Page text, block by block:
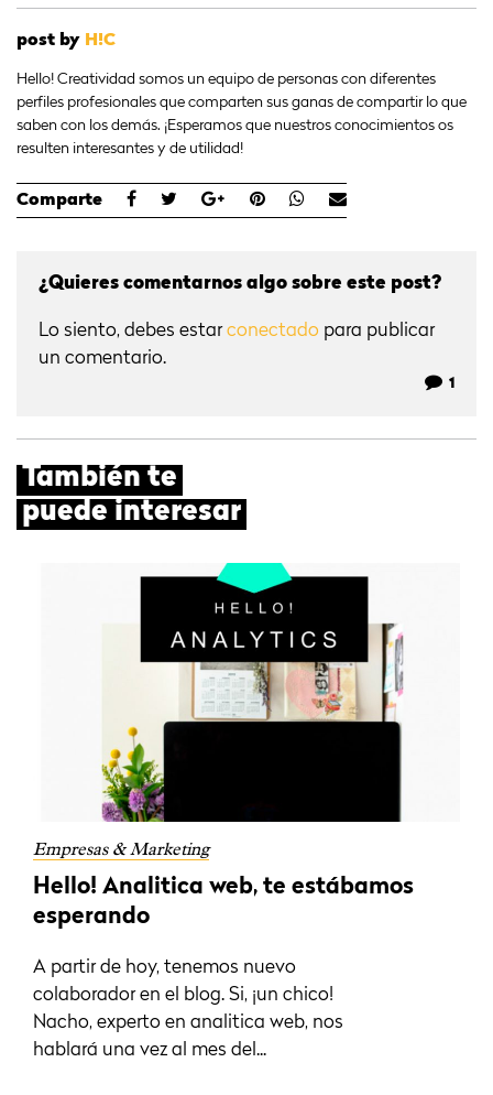
post by H!C
Hello! Creatividad somos un equipo de personas con diferentes
perfiles profesionales que comparten sus ganas de compartir lo que
saben con los demás. ¡Esperamos que nuestros conocimientos os
resulten interesantes y de utilidad!
Comparte
¿Quieres comentarnos algo sobre este post?
Lo siento, debes estarconectado para publicar
un comentario.
1
También te
puede interesar
Empresas & Marketing
Hello! Analitica web, te estábamos
esperando
A partir de hoy, tenemos nuevo
colaborador en el blog. Si, ¡un chico!
Nacho, experto en analitica web, nos
hablará una vez al mes del...